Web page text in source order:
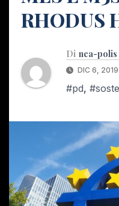
RHODUS
Di nea-polis
DIC 6, 2019
#pd,